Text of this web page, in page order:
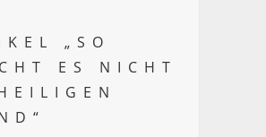
„SO
ES NICHT